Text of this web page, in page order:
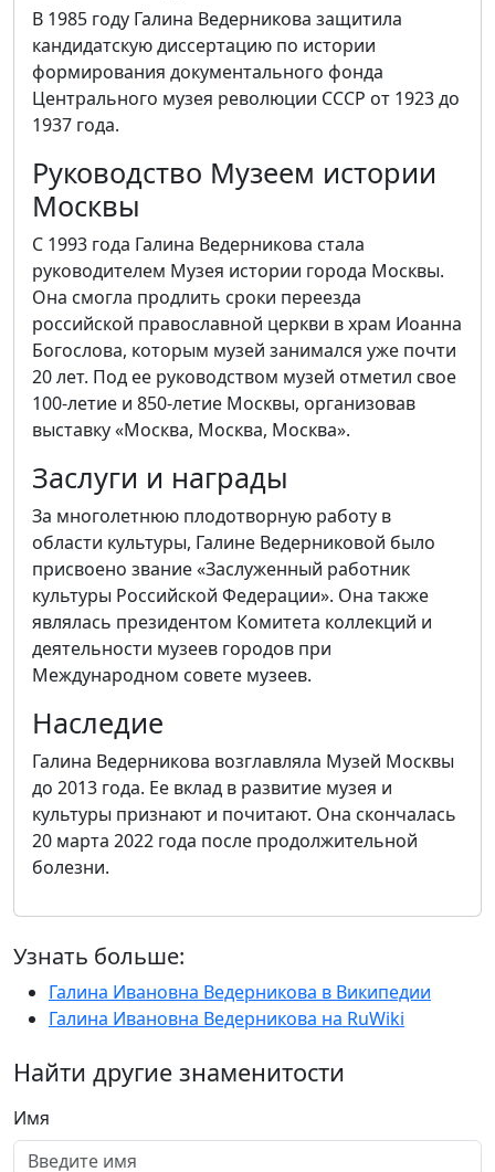
В 1985 году Галина Ведерникова защитила
кандидатскую диссертацию по истории
формирования документального фонда
Центрального музея революции СССР от 1923 до
1937 года.
Руководство Музеем истории
Москвы
С 1993 года Галина Ведерникова стала
руководителем Музея истории города Москвы.
Она смогла продлить сроки переезда
российской православной церкви в храм Иоанна
Богослова, которым музей занимался уже почти
20 лет. Под ее руководством музей отметил свое
100-летие и 850-летие Москвы, организовав
выставку «Москва, Москва, Москва».
Заслуги и награды
За многолетнюю плодотворную работу в
области культуры, Галине Ведерниковой было
присвоено звание «Заслуженный работник
культуры Российской Федерации». Она также
являлась президентом Комитета коллекций и
деятельности музеев городов при
Международном совете музеев.
Наследие
Галина Ведерникова возглавляла Музей Москвы
до 2013 года. Ее вклад в развитие музея и
культуры признают и почитают. Она скончалась
20 марта 2022 года после продолжительной
болезни.
Узнать больше:
Галина Ивановна Ведерникова в Википедии
Галина Ивановна Ведерникова на RuWiki
Найти другие знаменитости
Имя